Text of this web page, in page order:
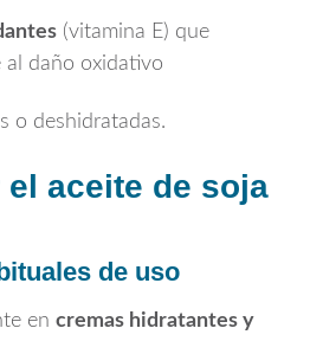
(vitamina E) que
daño oxidativo
o deshidratadas.
aceite de soja
de uso
en cremas hidratantes y